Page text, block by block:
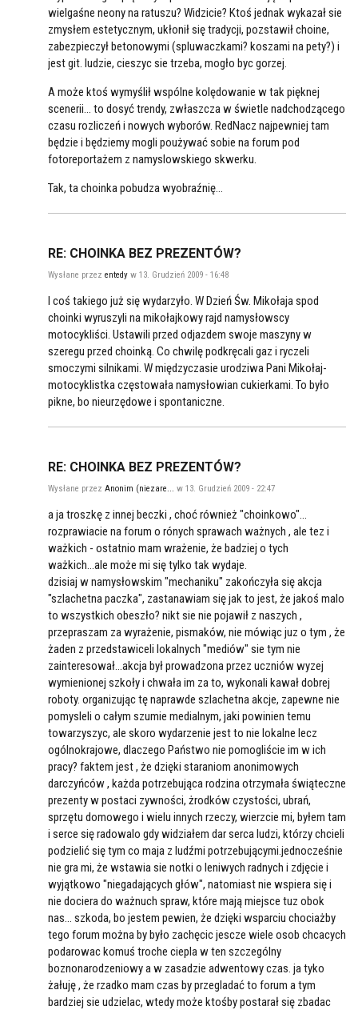
wielgaśne neony na ratuszu? Widzicie? Ktoś jednak wykazał sie
zmysłem estetycznym, ukłonił się tradycji, pozstawił choine,
zabezpieczył betonowymi (spluwaczkami? koszami na pety?) i
jest git. ludzie, cieszyc sie trzeba, mogło byc gorzej.
A może ktoś wymyślił wspólne kolędowanie w tak pięknej
scenerii... to dosyć trendy, zwłaszcza w świetle nadchodzącego
czasu rozliczeń i nowych wyborów. RedNacz najpewniej tam
będzie i będziemy mogli poużywać sobie na forum pod
fotoreportażem z namyslowskiego skwerku.
Tak, ta choinka pobudza wyobraźnię...
RE: CHOINKA BEZ PREZENTÓW?
Wysłane przez entedy w 13. Grudzień 2009 - 16:48
I coś takiego już się wydarzyło. W Dzień Św. Mikołaja spod
choinki wyruszyli na mikołajkowy rajd namysłowscy
motocykliści. Ustawili przed odjazdem swoje maszyny w
szeregu przed choinką. Co chwilę podkręcali gaz i ryczeli
smoczymi silnikami. W międzyczasie urodziwa Pani Mikołaj-
motocyklistka częstowała namysłowian cukierkami. To było
pikne, bo nieurzędowe i spontaniczne.
RE: CHOINKA BEZ PREZENTÓW?
Wysłane przez Anonim (niezare... w 13. Grudzień 2009 - 22:47
a ja troszkę z innej beczki , choć również "choinkowo"...
rozprawiacie na forum o rónych sprawach ważnych , ale tez i
ważkich - ostatnio mam wrażenie, że badziej o tych
ważkich...ale może mi się tylko tak wydaje.
dzisiaj w namysłowskim "mechaniku" zakończyła się akcja
"szlachetna paczka", zastanawiam się jak to jest, że jakoś malo
to wszystkich obeszło? nikt sie nie pojawił z naszych ,
przepraszam za wyrażenie, pismaków, nie mówiąc juz o tym , że
żaden z przedstawiceli lokalnych "mediów" sie tym nie
zainteresował...akcja był prowadzona przez uczniów wyzej
wymienionej szkoły i chwała im za to, wykonali kawał dobrej
roboty. organizując tę naprawde szlachetna akcje, zapewne nie
pomysleli o całym szumie medialnym, jaki powinien temu
towarzyszyc, ale skoro wydarzenie jest to nie lokalne lecz
ogólnokrajowe, dlaczego Państwo nie pomogliście im w ich
pracy? faktem jest , że dzięki staraniom anonimowych
darczyńców , każda potrzebująca rodzina otrzymała świąteczne
prezenty w postaci zywności, żrodków czystości, ubrań,
sprzętu domowego i wielu innych rzeczy, wierzcie mi, byłem tam
i serce się radowalo gdy widziałem dar serca ludzi, którzy chcieli
podzielić się tym co maja z ludźmi potrzebującymi.jednocześnie
nie gra mi, że wstawia sie notki o leniwych radnych i zdjęcie i
wyjątkowo "niegadających głów", natomiast nie wspiera się i
nie dociera do ważnuch spraw, które mają miejsce tuz obok
nas... szkoda, bo jestem pewien, że dzięki wsparciu chociażby
tego forum można by było zachęcic jescze wiele osob chcacych
podarowac komuś troche ciepla w ten szczególny
boznonarodzeniowy a w zasadzie adwentowy czas. ja tyko
żałuję , że rzadko mam czas by przegladać to forum a tym
bardziej sie udzielac, wtedy może ktośby postarał się zbadac